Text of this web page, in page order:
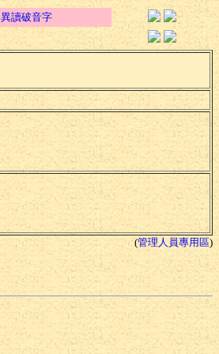
異讀破音字
(管理人員專用區)